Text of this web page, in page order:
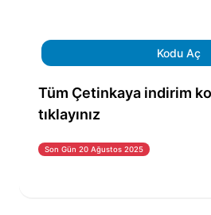
Kodu Aç
Tüm Çetinkaya indirim
tıklayınız
Son Gün 20 Ağustos 2025